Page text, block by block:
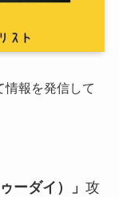
報を発信して
ーダイ）」 攻